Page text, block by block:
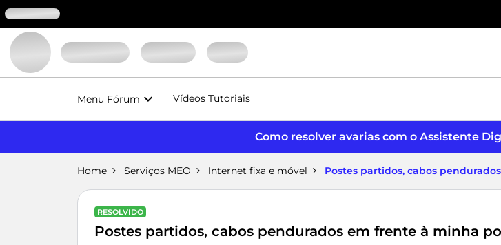
Menu Fórum Vídeos Tutoriais
Como resolver avarias com o Assistente
Home Serviços MEO Internet fixa e móvel Postes partidos, cabos
RESOLVIDO
Postes partidos, cabos pendurados em frente à minha